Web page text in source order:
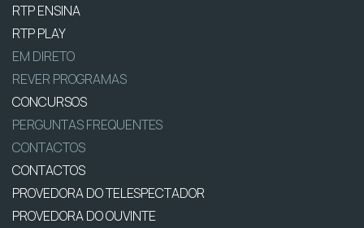
RTP ENSINA
RTP PLAY
EM DIRETO
REVER PROGRAMAS
CONCURSOS
PERGUNTAS FREQUENTES
CONTACTOS
CONTACTOS
PROVEDORA DO TELESPECTADOR
PROVEDORA DO OUVINTE